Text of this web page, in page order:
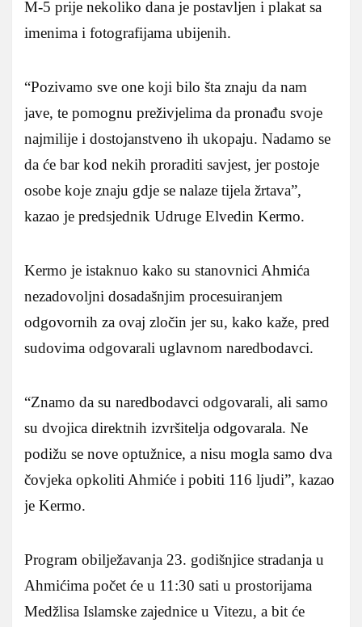
M-5 prije nekoliko dana je postavljen i plakat sa
imenima i fotografijama ubijenih.
“Pozivamo sve one koji bilo šta znaju da nam
jave, te pomognu preživjelima da pronađu svoje
najmilije i dostojanstveno ih ukopaju. Nadamo se
da će bar kod nekih proraditi savjest, jer postoje
osobe koje znaju gdje se nalaze tijela žrtava”,
kazao je predsjednik Udruge Elvedin Kermo.
Kermo je istaknuo kako su stanovnici Ahmića
nezadovoljni dosadašnjim procesuiranjem
odgovornih za ovaj zločin jer su, kako kaže, pred
sudovima odgovarali uglavnom naredbodavci.
“Znamo da su naredbodavci odgovarali, ali samo
su dvojica direktnih izvršitelja odgovarala. Ne
podižu se nove optužnice, a nisu mogla samo dva
čovjeka opkoliti Ahmiće i pobiti 116 ljudi”, kazao
je Kermo.
Program obilježavanja 23. godišnjice stradanja u
Ahmićima počet će u 11:30 sati u prostorijama
Medžlisa Islamske zajednice u Vitezu, a bit će